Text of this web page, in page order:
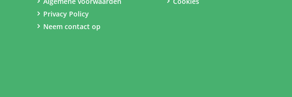
Privacy Policy
Neem contact op